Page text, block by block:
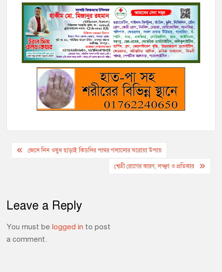
c
e
b
o
o
k
i
t
t
e
r
p
y
L
i
n
k
a
i
l
b
e
r
s
s
e
n
g
e
r
l
e
g
a
m
a
t
s
A
p
p
y
p
e
Postজেনে নিন ওষুধ ছাড়াই কিডনির পাথর গলানোর ঘরোয়া উপায়
শ্বেতী রোগের কারণ, লক্ষ্মণ ও প্রতিকার
Leave a Reply
You must belogged in to post
a comment.